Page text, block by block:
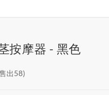
按摩器 - 黑色
出58)